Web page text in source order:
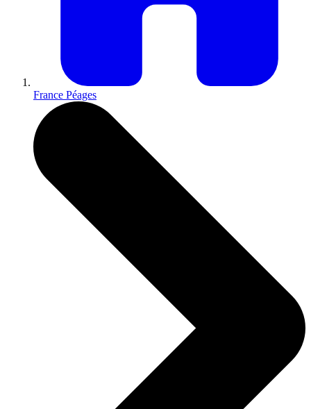
France Péages